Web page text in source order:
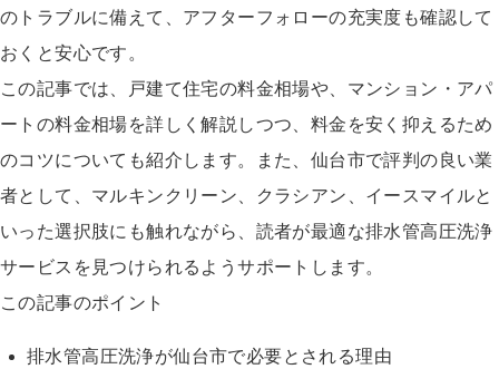
のトラブルに備えて、アフターフォローの充実度も確認して
おくと安心です。
この記事では、戸建て住宅の料金相場や、マンション・アパ
ートの料金相場を詳しく解説しつつ、料金を安く抑えるため
のコツについても紹介します。また、仙台市で評判の良い業
者として、マルキンクリーン、クラシアン、イースマイルと
いった選択肢にも触れながら、読者が最適な排水管高圧洗浄
サービスを見つけられるようサポートします。
この記事のポイント
排水管高圧洗浄が仙台市で必要とされる理由